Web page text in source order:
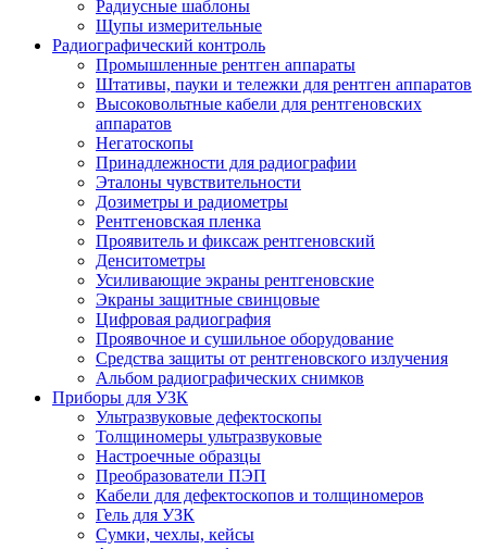
Радиусные шаблоны
Щупы измерительные
Радиографический контроль
Промышленные рентген аппараты
Штативы, пауки и тележки для рентген аппаратов
Высоковольтные кабели для рентгеновских
аппаратов
Негатоскопы
Принадлежности для радиографии
Эталоны чувствительности
Дозиметры и радиометры
Рентгеновская пленка
Проявитель и фиксаж рентгеновский
Денситометры
Усиливающие экраны рентгеновские
Экраны защитные свинцовые
Цифровая радиография
Проявочное и сушильное оборудование
Средства защиты от рентгеновского излучения
Альбом радиографических снимков
Приборы для УЗК
Ультразвуковые дефектоскопы
Толщиномеры ультразвуковые
Настроечные образцы
Преобразователи ПЭП
Кабели для дефектоскопов и толщиномеров
Гель для УЗК
Сумки, чехлы, кейсы